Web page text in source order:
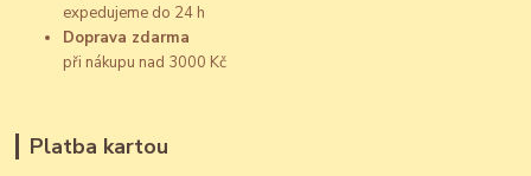
expedujeme do 24 h
Doprava zdarma
při nákupu nad 3000 Kč
Platba kartou